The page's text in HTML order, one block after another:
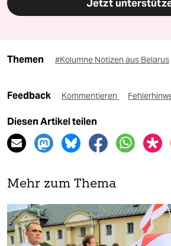
Jetzt
Themen #Kolumne Notizen aus Belarus
Feedback Kommentieren
Diesen Artikel teilen
Mehr zum Thema